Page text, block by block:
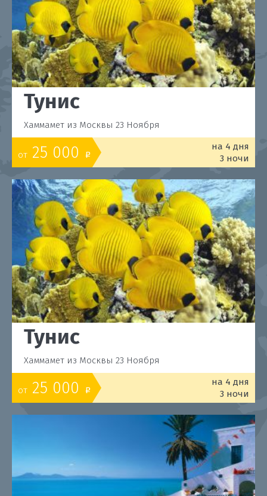
Тунис
Хаммамет из Москвы 23 Ноября
от 25 000 o
на 4 дня
3 ночи
Тунис
Хаммамет из Москвы 23 Ноября
от 25 000 o
на 4 дня
3 ночи